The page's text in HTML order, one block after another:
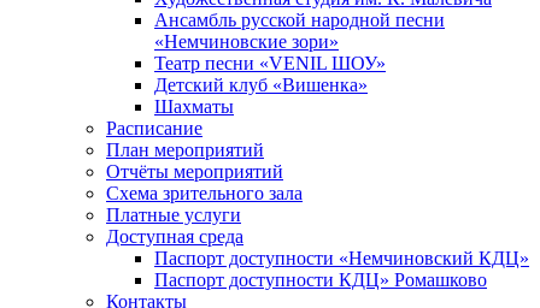
Ансамбль русской народной песни
«Немчиновские зори»
Театр песни «VENIL ШОУ»
Детский клуб «Вишенка»
Шахматы
Расписание
План мероприятий
Отчёты мероприятий
Схема зрительного зала
Платные услуги
Доступная среда
Паспорт доступности «Немчиновский КДЦ»
Паспорт доступности КДЦ» Ромашково
Контакты